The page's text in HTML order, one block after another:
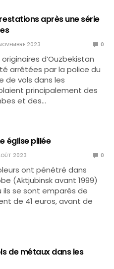
après une série
2023 0
d’Ouzbekistan
arrêtées par la police du
de vols dans les
principalement des
et des…
église pillée
2023 0
ont pénétré dans
(Aktjubinsk avant 1999)
se sont emparés de
de 41 euros, avant de
de métaux dans les